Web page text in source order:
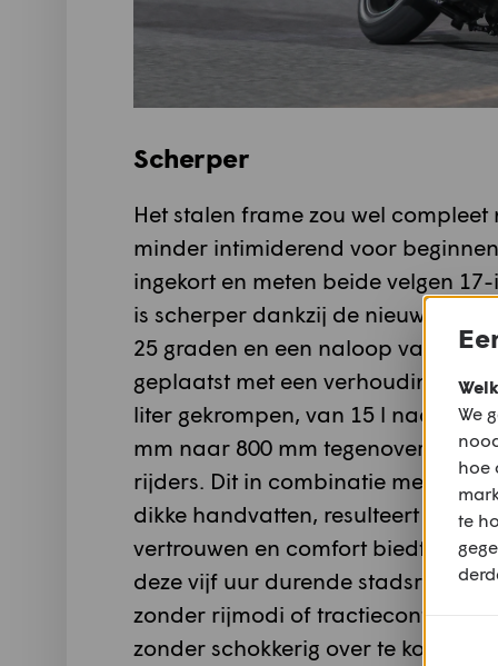
Scherper
Het stalen frame zou wel
minder intimiderend voor
ingekort en meten beide velgen
is scherper dankzij de nieuwe 41
25 graden en een naloop van 94
geplaatst met een verhouding van
liter gekrompen, van 15 l naar 13 l.
mm naar 800 mm tegenover de
rijders. Dit in combinatie met lage
dikke handvatten, resulteert in
vertrouwen en comfort biedt. Niet
deze vijf uur durende stadsrit.De
zonder rijmodi of tractiecontrole.
zonder schokkerig over te komen.
We
hoe
te